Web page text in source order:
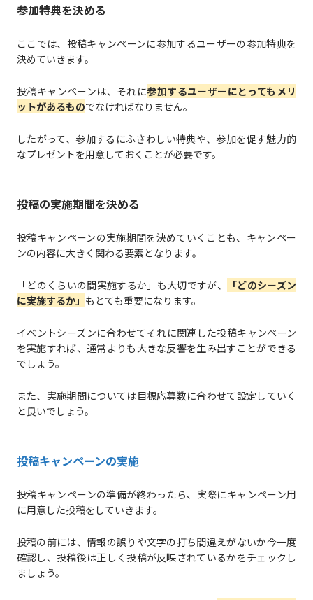
参加特典を決める
ここでは、投稿キャンペーンに参加するユーザーの参加特典を
決めていきます。
投稿キャンペーンは、それに参加するユーザーにとってもメリ
ットがあるものでなければなりません。
したがって、参加するにふさわしい特典や、参加を促す魅力的
なプレゼントを用意しておくことが必要です。
投稿の実施期間を決める
投稿キャンペーンの実施期間を決めていくことも、キャンペー
ンの内容に大きく関わる要素となります。
「どのくらいの間実施するか」も大切ですが、
「どのシーズン
に実施するか」 もとても重要になります。
イベントシーズンに合わせてそれに関連した投稿キャンペーン
を実施すれば、通常よりも大きな反響を生み出すことができる
でしょう。
また、実施期間については目標応募数に合わせて設定していく
と良いでしょう。
投稿キャンペーンの実施
投稿キャンペーンの準備が終わったら、実際にキャンペーン用
に用意した投稿をしていきます。
投稿の前には、情報の誤りや文字の打ち間違えがないか今一度
確認し、投稿後は正しく投稿が反映されているかをチェックし
ましょう。